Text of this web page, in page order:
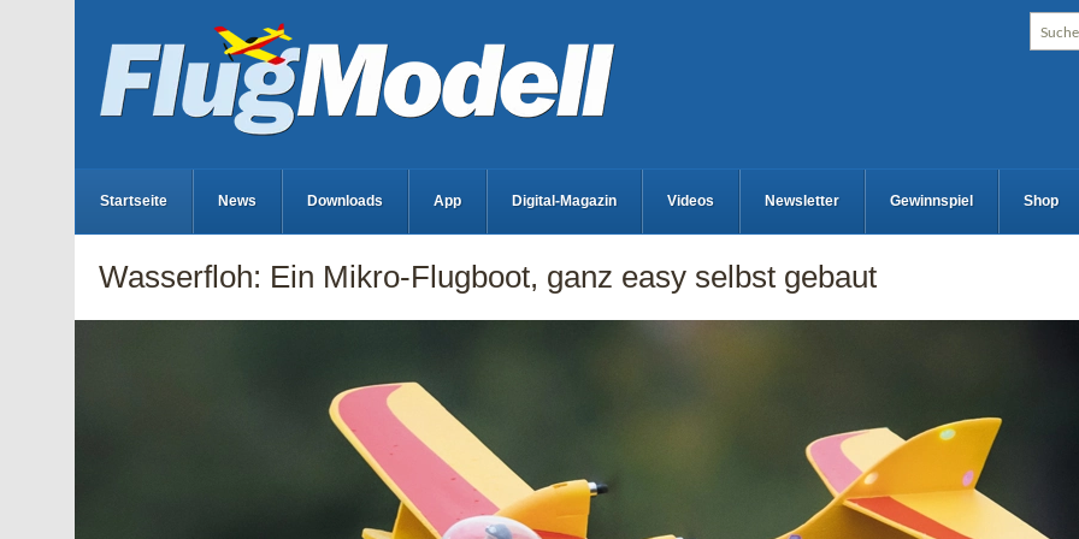
Startseite News Downloads App Digital-Magazin Videos Newsletter Gewinnspiel Shop
Wasserfloh: Ein Mikro-Flugboot, ganz easy selbst gebaut